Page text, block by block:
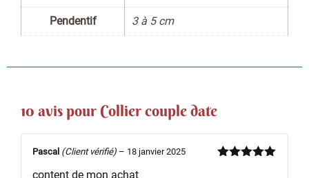
Pendentif 3 à 5 cm
10 avis pour Collier couple date
Pascal (Client vérifié) – 18 janvier 2025
content de mon achat